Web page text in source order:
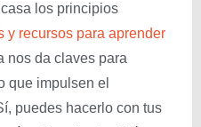
los principios
y recursos para aprender
nos da claves para
que impulsen el
puedes hacerlo con tus